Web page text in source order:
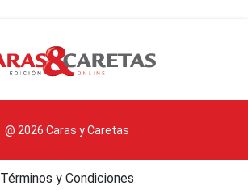
@ 2026 Caras y Caretas
Términos y Condiciones